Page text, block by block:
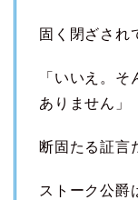
固く閉ざされ
「いいえ。
ありません」
断固たる証言
ストーク公爵